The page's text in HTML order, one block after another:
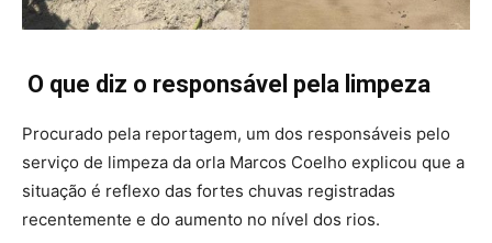
O que diz o responsável pela limpeza
Procurado pela reportagem, um dos responsáveis pelo
serviço de limpeza da orla Marcos Coelho explicou que a
situação é reflexo das fortes chuvas registradas
recentemente e do aumento no nível dos rios.